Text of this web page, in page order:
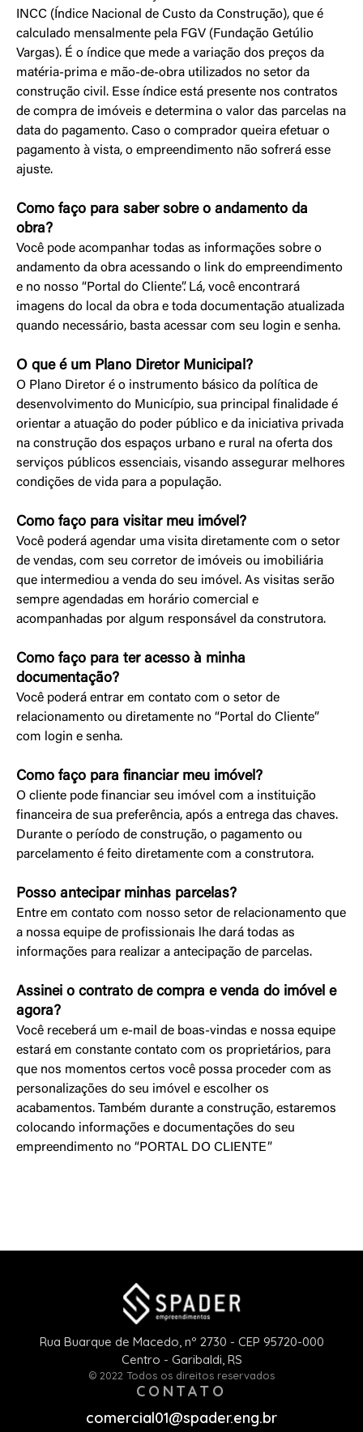
INCC (Índice Nacional de Custo da Construção), que é
calculado mensalmente pela FGV (Fundação Getúlio
Vargas). É o índice que mede a variação dos preços da
matéria-prima e mão-de-obra utilizados no setor da
construção civil. Esse índice está presente nos contratos
de compra de imóveis e determina o valor das parcelas na
data do pagamento. Caso o comprador queira efetuar o
pagamento à vista, o empreendimento não sofrerá esse
ajuste.
Como faço para saber sobre o andamento da
obra?
Você pode acompanhar todas as informações sobre o
andamento da obra acessando o link do empreendimento
e no nosso “Portal do Cliente”. Lá, você encontrará
imagens do local da obra e toda documentação atualizada
quando necessário, basta acessar com seu login e senha.
O que é um Plano Diretor Municipal?
O Plano Diretor é o instrumento básico da política de
desenvolvimento do Município, sua principal finalidade é
orientar a atuação do poder público e da iniciativa privada
na construção dos espaços urbano e rural na oferta dos
serviços públicos essenciais, visando assegurar melhores
condições de vida para a população.
Como faço para visitar meu imóvel?
Você poderá agendar uma visita diretamente com o setor
de vendas, com seu corretor de imóveis ou imobiliária
que intermediou a venda do seu imóvel. As visitas serão
sempre agendadas em horário comercial e
acompanhadas por algum responsável da construtora.
Como faço para ter acesso à minha
documentação?
Você poderá entrar em contato com o setor de
relacionamento ou diretamente no “Portal do Cliente”
com login e senha.
Como faço para financiar meu imóvel?
O cliente pode financiar seu imóvel com a instituição
financeira de sua preferência, após a entrega das chaves.
Durante o período de construção, o pagamento ou
parcelamento é feito diretamente com a construtora.
Posso antecipar minhas parcelas?
Entre em contato com nosso setor de relacionamento que
a nossa equipe de profissionais lhe dará todas as
informações para realizar a antecipação de parcelas.
Assinei o contrato de compra e venda do imóvel e
agora?
Você receberá um e-mail de boas-vindas e nossa equipe
estará em constante contato com os proprietários, para
que nos momentos certos você possa proceder com as
personalizações do seu imóvel e escolher os
acabamentos. Também durante a construção, estaremos
colocando informações e documentações do seu
empreendimento no “PORTAL DO CLIENTE”
Rua Buarque de Macedo, nº 2730 - CEP 95720-000
Centro - Garibaldi, RS
© 2022 Todos os direitos reservados
CONTATO
comercial01@spader.eng.br